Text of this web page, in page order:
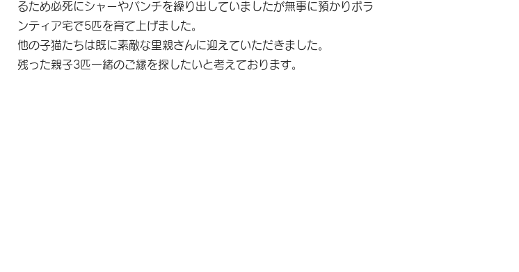
るため必死にシャーやパンチを繰り出していましたが無事に預かりボラ
ンティア宅で5匹を育て上げました。
他の子猫たちは既に素敵な里親さんに迎えていただきました。
残った親子3匹一緒のご縁を探したいと考えております。